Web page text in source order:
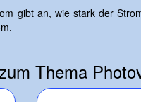
gibt an, wie stark der
Thema